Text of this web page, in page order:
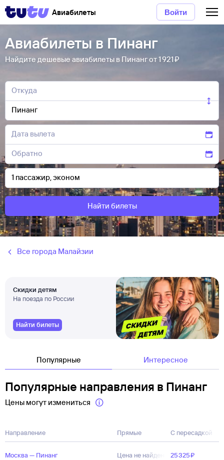
Авиабилеты Войти
Авиабилеты в Пинанг
Найдите дешевые авиабилеты в Пинанг от 1 ⁠921 ⁠₽
Найти билеты
Все города Малайзии
Скидки детям
На поезда по России
Найти билеты
Популярные Интересное
Популярные направления в Пинанг
Цены могут измениться
Направление Прямые С пересадкой
Москва — Пинанг Цена не найдена
25 ⁠325 ⁠₽